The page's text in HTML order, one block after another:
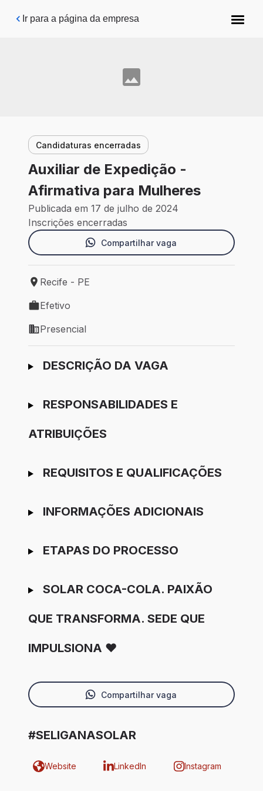
Pular para o conteúdo principal
Ir para a página da empresa
Candidaturas encerradas
Auxiliar de Expedição -
Afirmativa para Mulheres
Publicada em 17 de julho de 2024
Inscrições encerradas
Compartilhar vaga
Local de trabalho: Recife - PE
Recife - PE
Tipo de vaga: Efetivo
Efetivo
Modelo de trabalho: Presencial
Presencial
Ir para candidatura
DESCRIÇÃO DA VAGA
RESPONSABILIDADES E
ATRIBUIÇÕES
REQUISITOS E QUALIFICAÇÕES
INFORMAÇÕES ADICIONAIS
ETAPAS DO PROCESSO
SOLAR COCA-COLA. PAIXÃO
QUE TRANSFORMA. SEDE QUE
IMPULSIONA ❤️
Compartilhar vaga
#SELIGANASOLAR
Website LinkedIn Instagram